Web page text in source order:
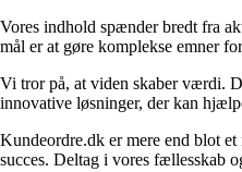
Vores indhold spænder bredt fra
mål er at gøre komplekse emner
Vi tror på, at viden skaber værdi.
innovative løsninger, der kan
Kundeordre.dk er mere end blot
succes. Deltag i vores fællesskab